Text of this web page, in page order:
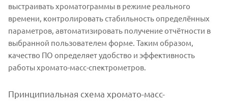
выстраивать хроматограммы в режиме реального
времени, контролировать стабильность определённых
параметров, автоматизировать получение отчётности в
выбранной пользователем форме. Таким образом,
качество ПО определяет удобство и эффективность
работы хромато-масс-спектрометров.
Принципиальная схема хромато-масс-